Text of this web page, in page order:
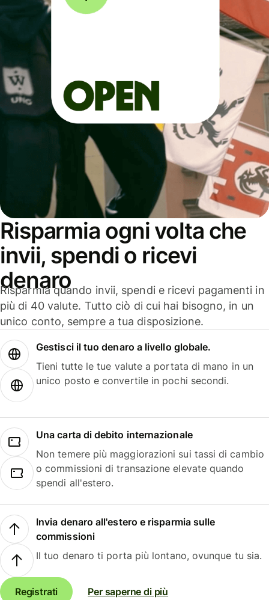
Risparmia ogni volta che
invii, spendi o ricevi
denaro
Risparmia quando invii, spendi e ricevi pagamenti in
più di 40 valute. Tutto ciò di cui hai bisogno, in un
unico conto, sempre a tua disposizione.
Gestisci il tuo denaro a livello globale.
Tieni tutte le tue valute a portata di mano in un
unico posto e convertile in pochi secondi.
Una carta di debito internazionale
Non temere più maggiorazioni sui tassi di cambio
o commissioni di transazione elevate quando
spendi all'estero.
Invia denaro all'estero e risparmia sulle
commissioni
Il tuo denaro ti porta più lontano, ovunque tu sia.
Registrati Per saperne di più